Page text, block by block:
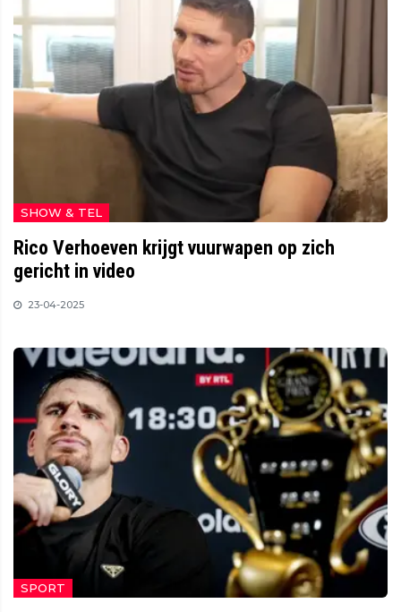
SHOW & TEL
Rico Verhoeven krijgt vuurwapen op zich
gericht in video
23-04-2025
SPORT